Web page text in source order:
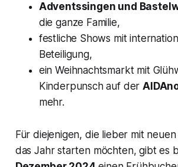
Adventssingen und
die ganze Familie,
festliche Shows mit
Beteiligung,
ein Weihnachtsmarkt mit
Kinderpunsch auf der
mehr.
Für diejenigen, die lieber mit
das Jahr starten möchten, gibt es